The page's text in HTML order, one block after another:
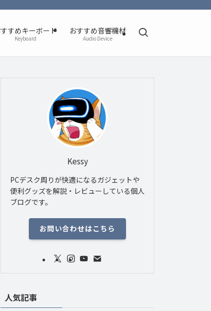
すめキーボード
Keyboard
おすすめ音響機材
Audio Device
Kessy
PCデスク周りが快適になるガジェットや
便利グッズを解説・レビューしている個人
ブログです。
お問い合わせはこちら
人気記事